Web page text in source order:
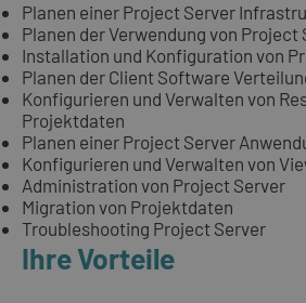
Planen einer Project Server
Planen der Verwendung von Project
Installation und Konfiguration von
Planen der Client Software
Konfigurieren und Verwalten von
Projektdaten
Planen einer Project Server
Konfigurieren und Verwalten von
Administration von Project Server
Migration von Projektdaten
Troubleshooting Project Server
Ihre Vorteile